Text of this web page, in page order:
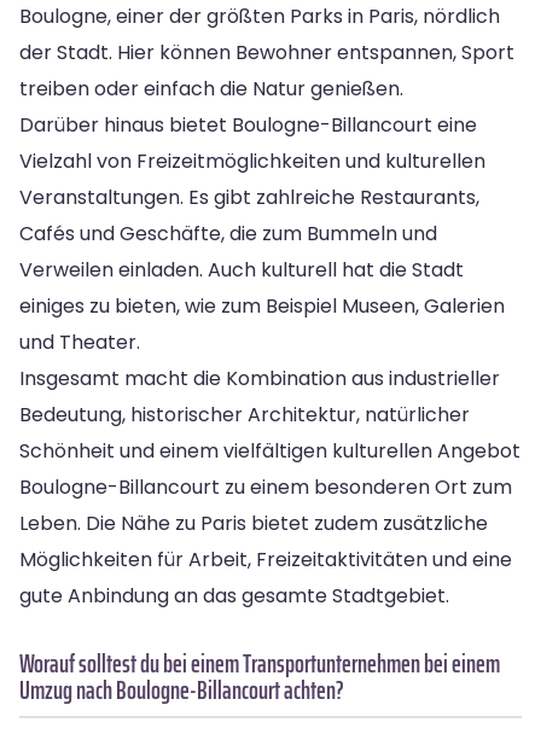
Boulogne, einer der größten Parks in Paris, nördlich
der Stadt. Hier können Bewohner entspannen, Sport
treiben oder einfach die Natur genießen.
Darüber hinaus bietet Boulogne-Billancourt eine
Vielzahl von Freizeitmöglichkeiten und kulturellen
Veranstaltungen. Es gibt zahlreiche Restaurants,
Cafés und Geschäfte, die zum Bummeln und
Verweilen einladen. Auch kulturell hat die Stadt
einiges zu bieten, wie zum Beispiel Museen, Galerien
und Theater.
Insgesamt macht die Kombination aus industrieller
Bedeutung, historischer Architektur, natürlicher
Schönheit und einem vielfältigen kulturellen Angebot
Boulogne-Billancourt zu einem besonderen Ort zum
Leben. Die Nähe zu Paris bietet zudem zusätzliche
Möglichkeiten für Arbeit, Freizeitaktivitäten und eine
gute Anbindung an das gesamte Stadtgebiet.
Worauf solltest du bei einem Transportunternehmen bei einem
Umzug nach Boulogne-Billancourt achten?